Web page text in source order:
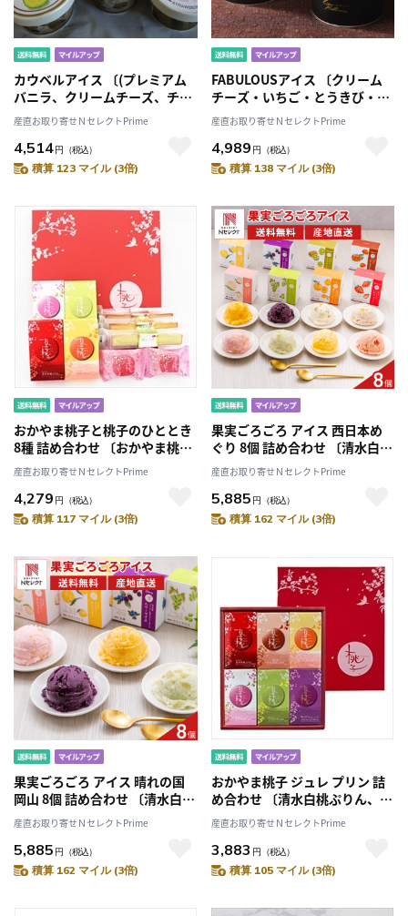
カウベルアイス 〔(プレミアム
バニラ、クリームチーズ、チョ
コレート)×2、(北海道メロン、
赤肉メロン、ハスカップ、とう
きび、抹茶、いちご)×1〕
産直お取り寄せＮセレクトPrime
4,514円 （税込）
積算 123 マイル (3倍)
FABULOUSアイス 〔クリーム
チーズ・いちご・とうきび・チ
ョコレート・バニラ・抹茶各
90ml×各2〕
産直お取り寄せＮセレクトPrime
4,989 円 （税込）
積算 138 マイル (3倍)
おかやま桃子と桃子のひととき
8種 詰め合わせ 〔おかやま桃子
4種各2、スティックケーキ3種
各1、桃まんじゅう×2個〕
産直お取り寄せＮセレクトPrime
4,279 円 （税込）
積算 117 マイル (3倍)
果実ごろごろ アイス 西日本め
ぐり 8個 詰め合わせ 〔清水白
桃・黄金桃・ぶどう・いちご・
キウイ・マロン ほか全8種 各
80ml〕
産直お取り寄せＮセレクトPrime
5,885 円 （税込）
積算 162 マイル (3倍)
果実ごろごろ アイス 晴れの国
岡山 8個 詰め合わせ 〔清水白
桃・黄金桃・ぶどう・ベリー 各
80ml×2〕
産直お取り寄せＮセレクトPrime
5,885 円 （税込）
積算 162 マイル (3倍)
おかやま桃子 ジュレ プリン 詰
め合わせ 〔清水白桃ぷりん、金
桃ぷりん、マスカットじゅれ ほ
か全6種計12個〕
産直お取り寄せＮセレクトPrime
3,883 円 （税込）
積算 105 マイル (3倍)